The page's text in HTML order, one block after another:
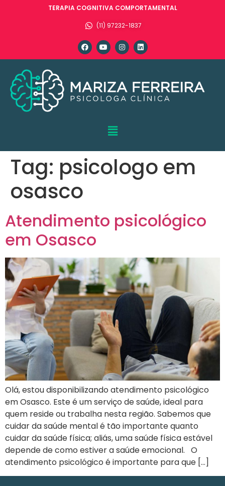
TERAPIA COGNITIVA COMPORTAMENTAL
(11) 97232-1837
Tag: psicologo em
osasco
Atendimento psicológico
em Osasco
Olá, estou disponibilizando atendimento psicológico
em Osasco. Este é um serviço de saúde, ideal para
quem reside ou trabalha nesta região. Sabemos que
cuidar da saúde mental é tão importante quanto
cuidar da saúde física; aliás, uma saúde física estável
depende de como estiver a saúde emocional. O
atendimento psicológico é importante para que […]